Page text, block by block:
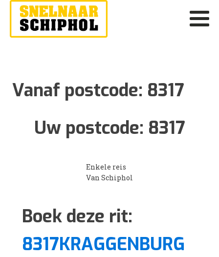
Vanaf postcode: 8317
Uw postcode: 8317
Enkele reis
Van Schiphol
Boek deze rit:
8317KRAGGENBURG